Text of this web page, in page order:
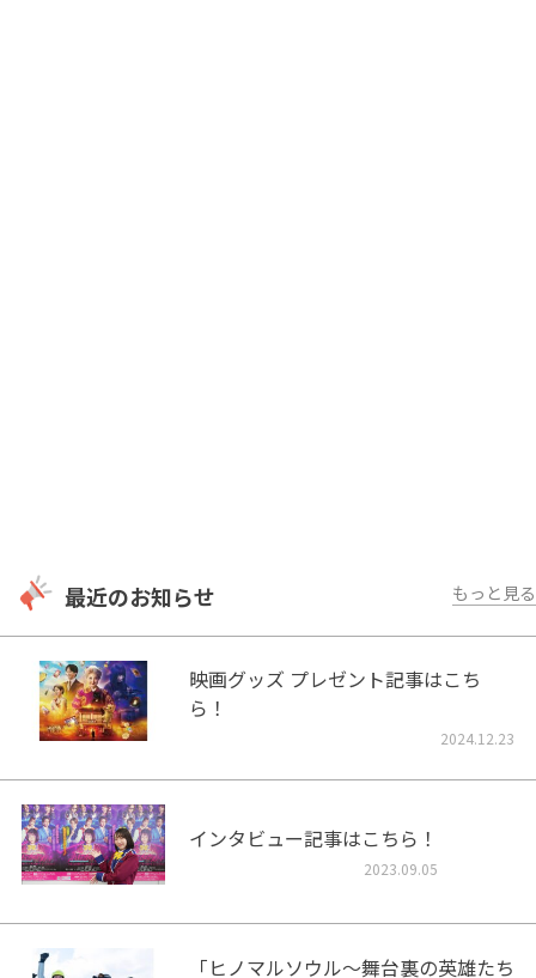
最近のお知らせ もっと見る
映画グッズ プレゼント記事はこち
ら！
2024.12.23
インタビュー記事はこちら！
2023.09.05
「ヒノマルソウル～舞台裏の英雄たち